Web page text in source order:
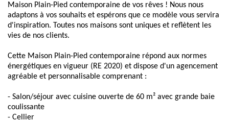
Maison Plain-Pied contemporaine de vos rêves ! Nous nous
adaptons à vos souhaits et espérons que ce modèle vous servira
d'inspiration. Toutes nos maisons sont uniques et reflètent les
vies de nos clients.
Cette Maison Plain-Pied contemporaine répond aux normes
énergétiques en vigueur (RE 2020) et dispose d'un agencement
agréable et personnalisable comprenant :
- Salon/séjour avec cuisine ouverte de 60 m² avec grande baie
coulissante
- Cellier